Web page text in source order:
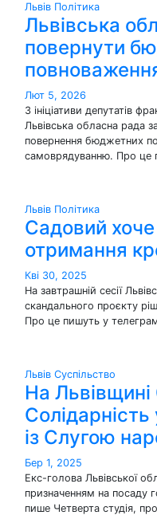
Львів Політика
Львівська
повернути
Лют 5, 2026
З ініціативи депутатів
Львівська обласна рада
повернення бюджетних
самоврядуванню. Про це
Львів Політика
Садовий
отримання
Кві 30, 2025
На завтрашній сесії
скандального проєкту
Про це пишуть у
Львів Суспільство
На
із Слугою
Бер 1, 2025
Екс-голова Львівської
призначенням на посаду
пише Четверта студія,